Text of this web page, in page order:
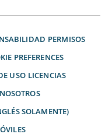
PERMISOS
PREFERENCES
USO LICENCIAS
SOLAMENTE)